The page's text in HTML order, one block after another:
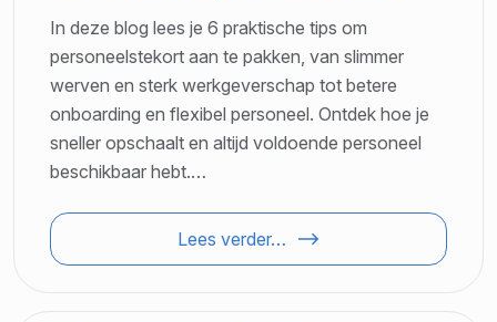
In deze blog lees je 6 praktische tips om
personeelstekort aan te pakken, van slimmer
werven en sterk werkgeverschap tot betere
onboarding en flexibel personeel. Ontdek hoe je
sneller opschaalt en altijd voldoende personeel
beschikbaar hebt.…
Lees verder…